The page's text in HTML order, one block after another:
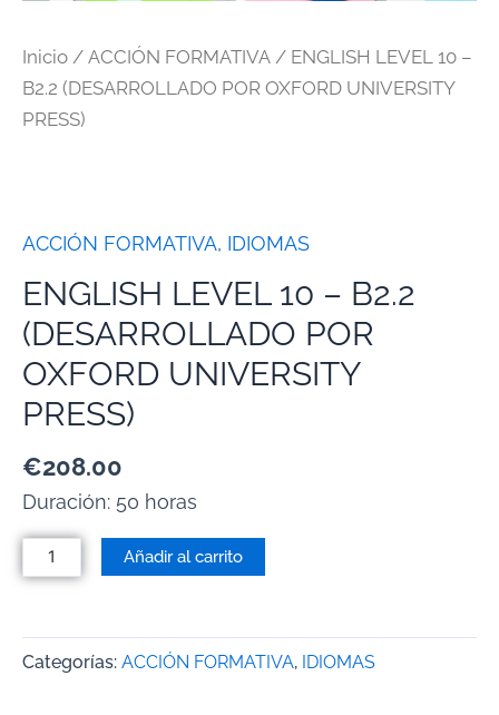
Inicio / ACCIÓN FORMATIVA / ENGLISH LEVEL 10 –
B2.2 (DESARROLLADO POR OXFORD UNIVERSITY
PRESS)
ACCIÓN FORMATIVA, IDIOMAS
ENGLISH LEVEL 10 – B2.2
(DESARROLLADO POR
OXFORD UNIVERSITY
PRESS)
€208.00
Duración: 50 horas
Añadir al carrito
Categorías: ACCIÓN FORMATIVA, IDIOMAS